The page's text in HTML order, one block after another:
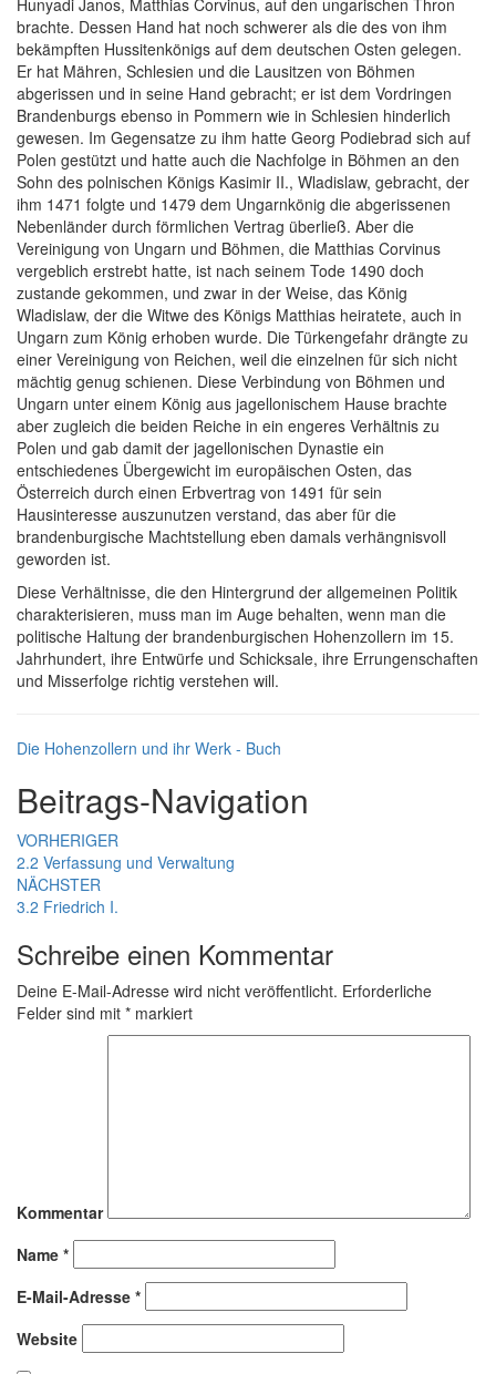
Hunyadi Janos, Matthias Corvinus, auf den ungarischen Thron
brachte. Dessen Hand hat noch schwerer als die des von ihm
bekämpften Hussitenkönigs auf dem deutschen Osten gelegen.
Er hat Mähren, Schlesien und die Lausitzen von Böhmen
abgerissen und in seine Hand gebracht; er ist dem Vordringen
Brandenburgs ebenso in Pommern wie in Schlesien hinderlich
gewesen. Im Gegensatze zu ihm hatte Georg Podiebrad sich auf
Polen gestützt und hatte auch die Nachfolge in Böhmen an den
Sohn des polnischen Königs Kasimir II., Wladislaw, gebracht, der
ihm 1471 folgte und 1479 dem Ungarnkönig die abgerissenen
Nebenländer durch förmlichen Vertrag überließ. Aber die
Vereinigung von Ungarn und Böhmen, die Matthias Corvinus
vergeblich erstrebt hatte, ist nach seinem Tode 1490 doch
zustande gekommen, und zwar in der Weise, das König
Wladislaw, der die Witwe des Königs Matthias heiratete, auch in
Ungarn zum König erhoben wurde. Die Türkengefahr drängte zu
einer Vereinigung von Reichen, weil die einzelnen für sich nicht
mächtig genug schienen. Diese Verbindung von Böhmen und
Ungarn unter einem König aus jagellonischem Hause brachte
aber zugleich die beiden Reiche in ein engeres Verhältnis zu
Polen und gab damit der jagellonischen Dynastie ein
entschiedenes Übergewicht im europäischen Osten, das
Österreich durch einen Erbvertrag von 1491 für sein
Hausinteresse auszunutzen verstand, das aber für die
brandenburgische Machtstellung eben damals verhängnisvoll
geworden ist.
Diese Verhältnisse, die den Hintergrund der allgemeinen Politik
charakterisieren, muss man im Auge behalten, wenn man die
politische Haltung der brandenburgischen Hohenzollern im 15.
Jahrhundert, ihre Entwürfe und Schicksale, ihre Errungenschaften
und Misserfolge richtig verstehen will.
Die Hohenzollern und ihr Werk - Buch
Beitrags-Navigation
VORHERIGER
2.2 Verfassung und Verwaltung
NÄCHSTER
3.2 Friedrich I.
Schreibe einen Kommentar
Deine E-Mail-Adresse wird nicht veröffentlicht. Erforderliche
Felder sind mit * markiert
Kommentar
Name *
E-Mail-Adresse *
Website